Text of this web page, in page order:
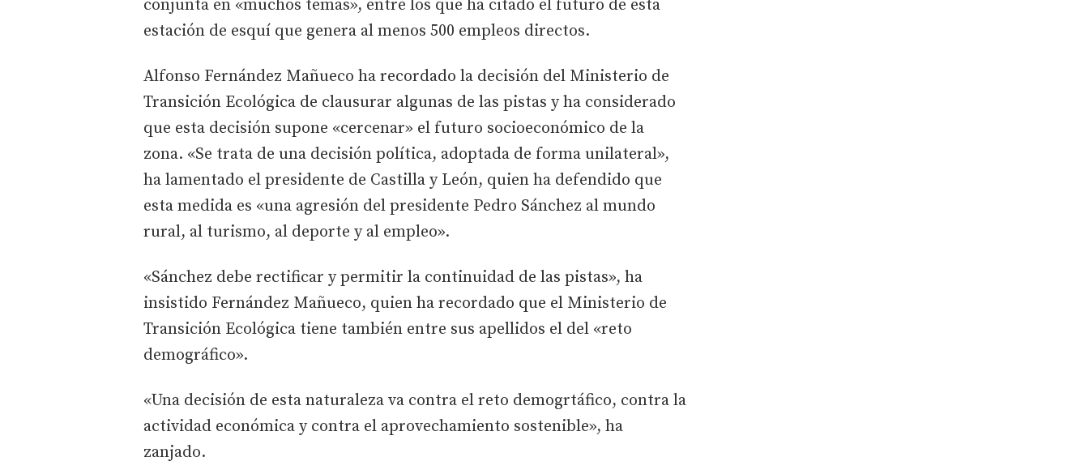
conjunta en «muchos temas», entre los que ha citado el futuro de esta
estación de esquí que genera al menos 500 empleos directos.
Alfonso Fernández Mañueco ha recordado la decisión del Ministerio de
Transición Ecológica de clausurar algunas de las pistas y ha considerado
que esta decisión supone «cercenar» el futuro socioeconómico de la
zona. «Se trata de una decisión política, adoptada de forma unilateral»,
ha lamentado el presidente de Castilla y León, quien ha defendido que
esta medida es «una agresión del presidente Pedro Sánchez al mundo
rural, al turismo, al deporte y al empleo».
«Sánchez debe rectificar y permitir la continuidad de las pistas», ha
insistido Fernández Mañueco, quien ha recordado que el Ministerio de
Transición Ecológica tiene también entre sus apellidos el del «reto
demográfico».
«Una decisión de esta naturaleza va contra el reto demogrtáfico, contra la
actividad económica y contra el aprovechamiento sostenible», ha
zanjado.